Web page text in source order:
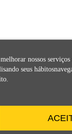
nossos serviços
seus